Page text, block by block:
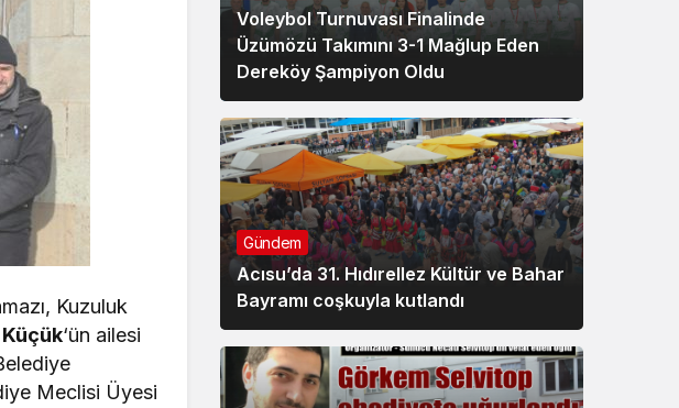
Kuzuluk
‘ün ailesi
Meclisi Üyesi
Voleybol Turnuvası Finalinde
Üzümözü Takımını 3-1 Mağlup Eden
Dereköy Şampiyon Oldu
Gündem
Acısu’da 31. Hıdırellez Kültür ve Bahar
Bayramı coşkuyla kutlandı